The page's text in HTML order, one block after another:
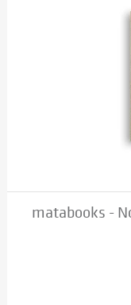
matabooks -